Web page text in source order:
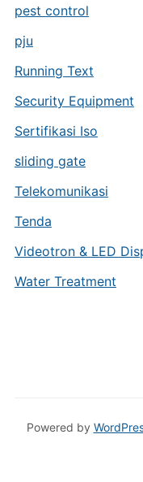
pest control
pju
Running Text
Security Equipment
Sertifikasi Iso
sliding gate
Telekomunikasi
Tenda
Videotron & LED
Water Treatment
Powered by